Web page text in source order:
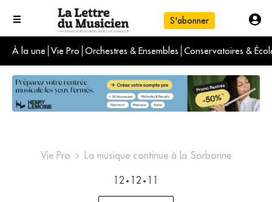
S'abonner
À la une Vie Pro Orchestres & Ensembles Conservatoires &
L'info du jour
Le numéro du mois
International
Vie Pro La musique continue à la Sorbonne
12 • 12 • 11